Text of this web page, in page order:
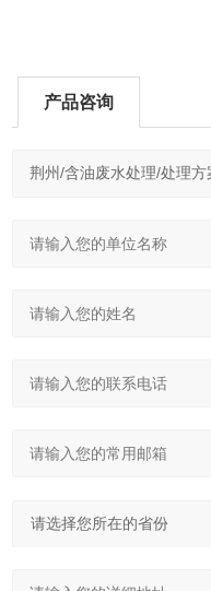
产品咨询